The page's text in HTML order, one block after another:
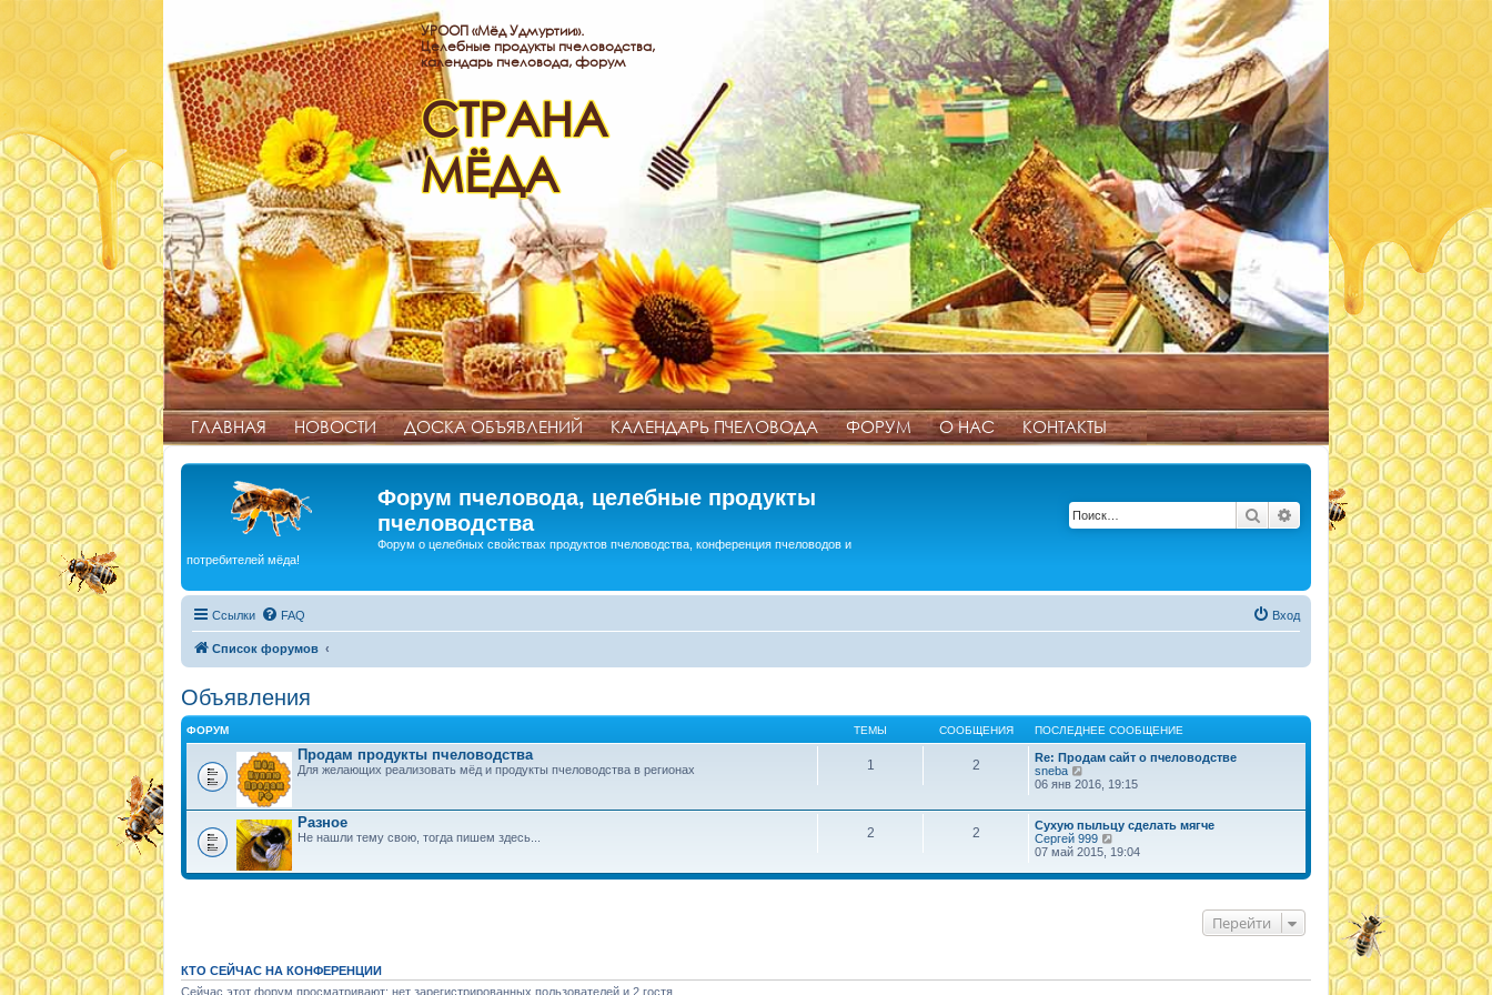
УРООП «Мёд Удмуртии».
Целебные продукты пчеловодства,
календарь пчеловода, форум
СТРАНА
МЁДА
ГЛАВНАЯ НОВОСТИ ДОСКА ОБЪЯВЛЕНИЙ КАЛЕНДАРЬ ПЧЕЛОВОДА ФОРУМ О НАС КОНТАКТЫ
Форум пчеловода, целебные продукты
пчеловодства
Форум о целебных свойствах продуктов пчеловодства, конференция пчеловодов и
потребителей мёда!
Поиск Расширенный поиск
Ссылки FAQ Вход
Список форумов
Объявления
ФОРУМ ТЕМЫ СООБЩЕНИЯ ПОСЛЕДНЕЕ СООБЩЕНИЕ
Продам продукты пчеловодства
Для желающих реализовать мёд и продукты пчеловодства в регионах 1 2
Re: Продам сайт о пчеловодстве
sneba
е
е
й
т
и
п
м
06 янв 2016, 19:15
Разное
Не нашли тему свою, тогда пишем здесь... 2 2
Сухую пыльцу сделать мягче
Сергей 999
е
е
л
07 май 2015, 19:04
Перейти
КТО СЕЙЧАС НА КОНФЕРЕНЦИИ
Сейчас этот форум просматривают: нет зарегистрированных пользователей и 2 гостя